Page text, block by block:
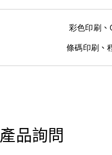
彩色印刷 、
條碼印刷 、
產品詢問